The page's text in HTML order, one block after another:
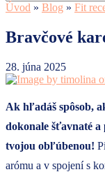
Úvod » Blog » Fit
Bravčové
28. júna 2025
Ak hľadáš spôsob,
dokonale šťavnaté a
tvojou obľúbenou!
arómu a v spojení s